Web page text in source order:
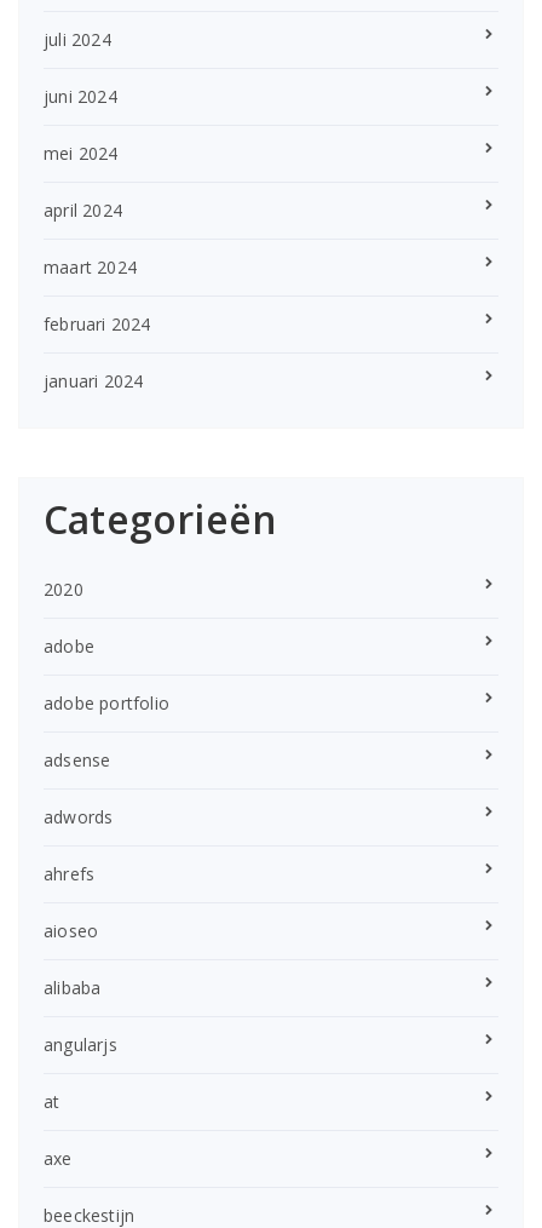
juli 2024
juni 2024
mei 2024
april 2024
maart 2024
februari 2024
januari 2024
Categorieën
2020
adobe
adobe portfolio
adsense
adwords
ahrefs
aioseo
alibaba
angularjs
at
axe
beeckestijn